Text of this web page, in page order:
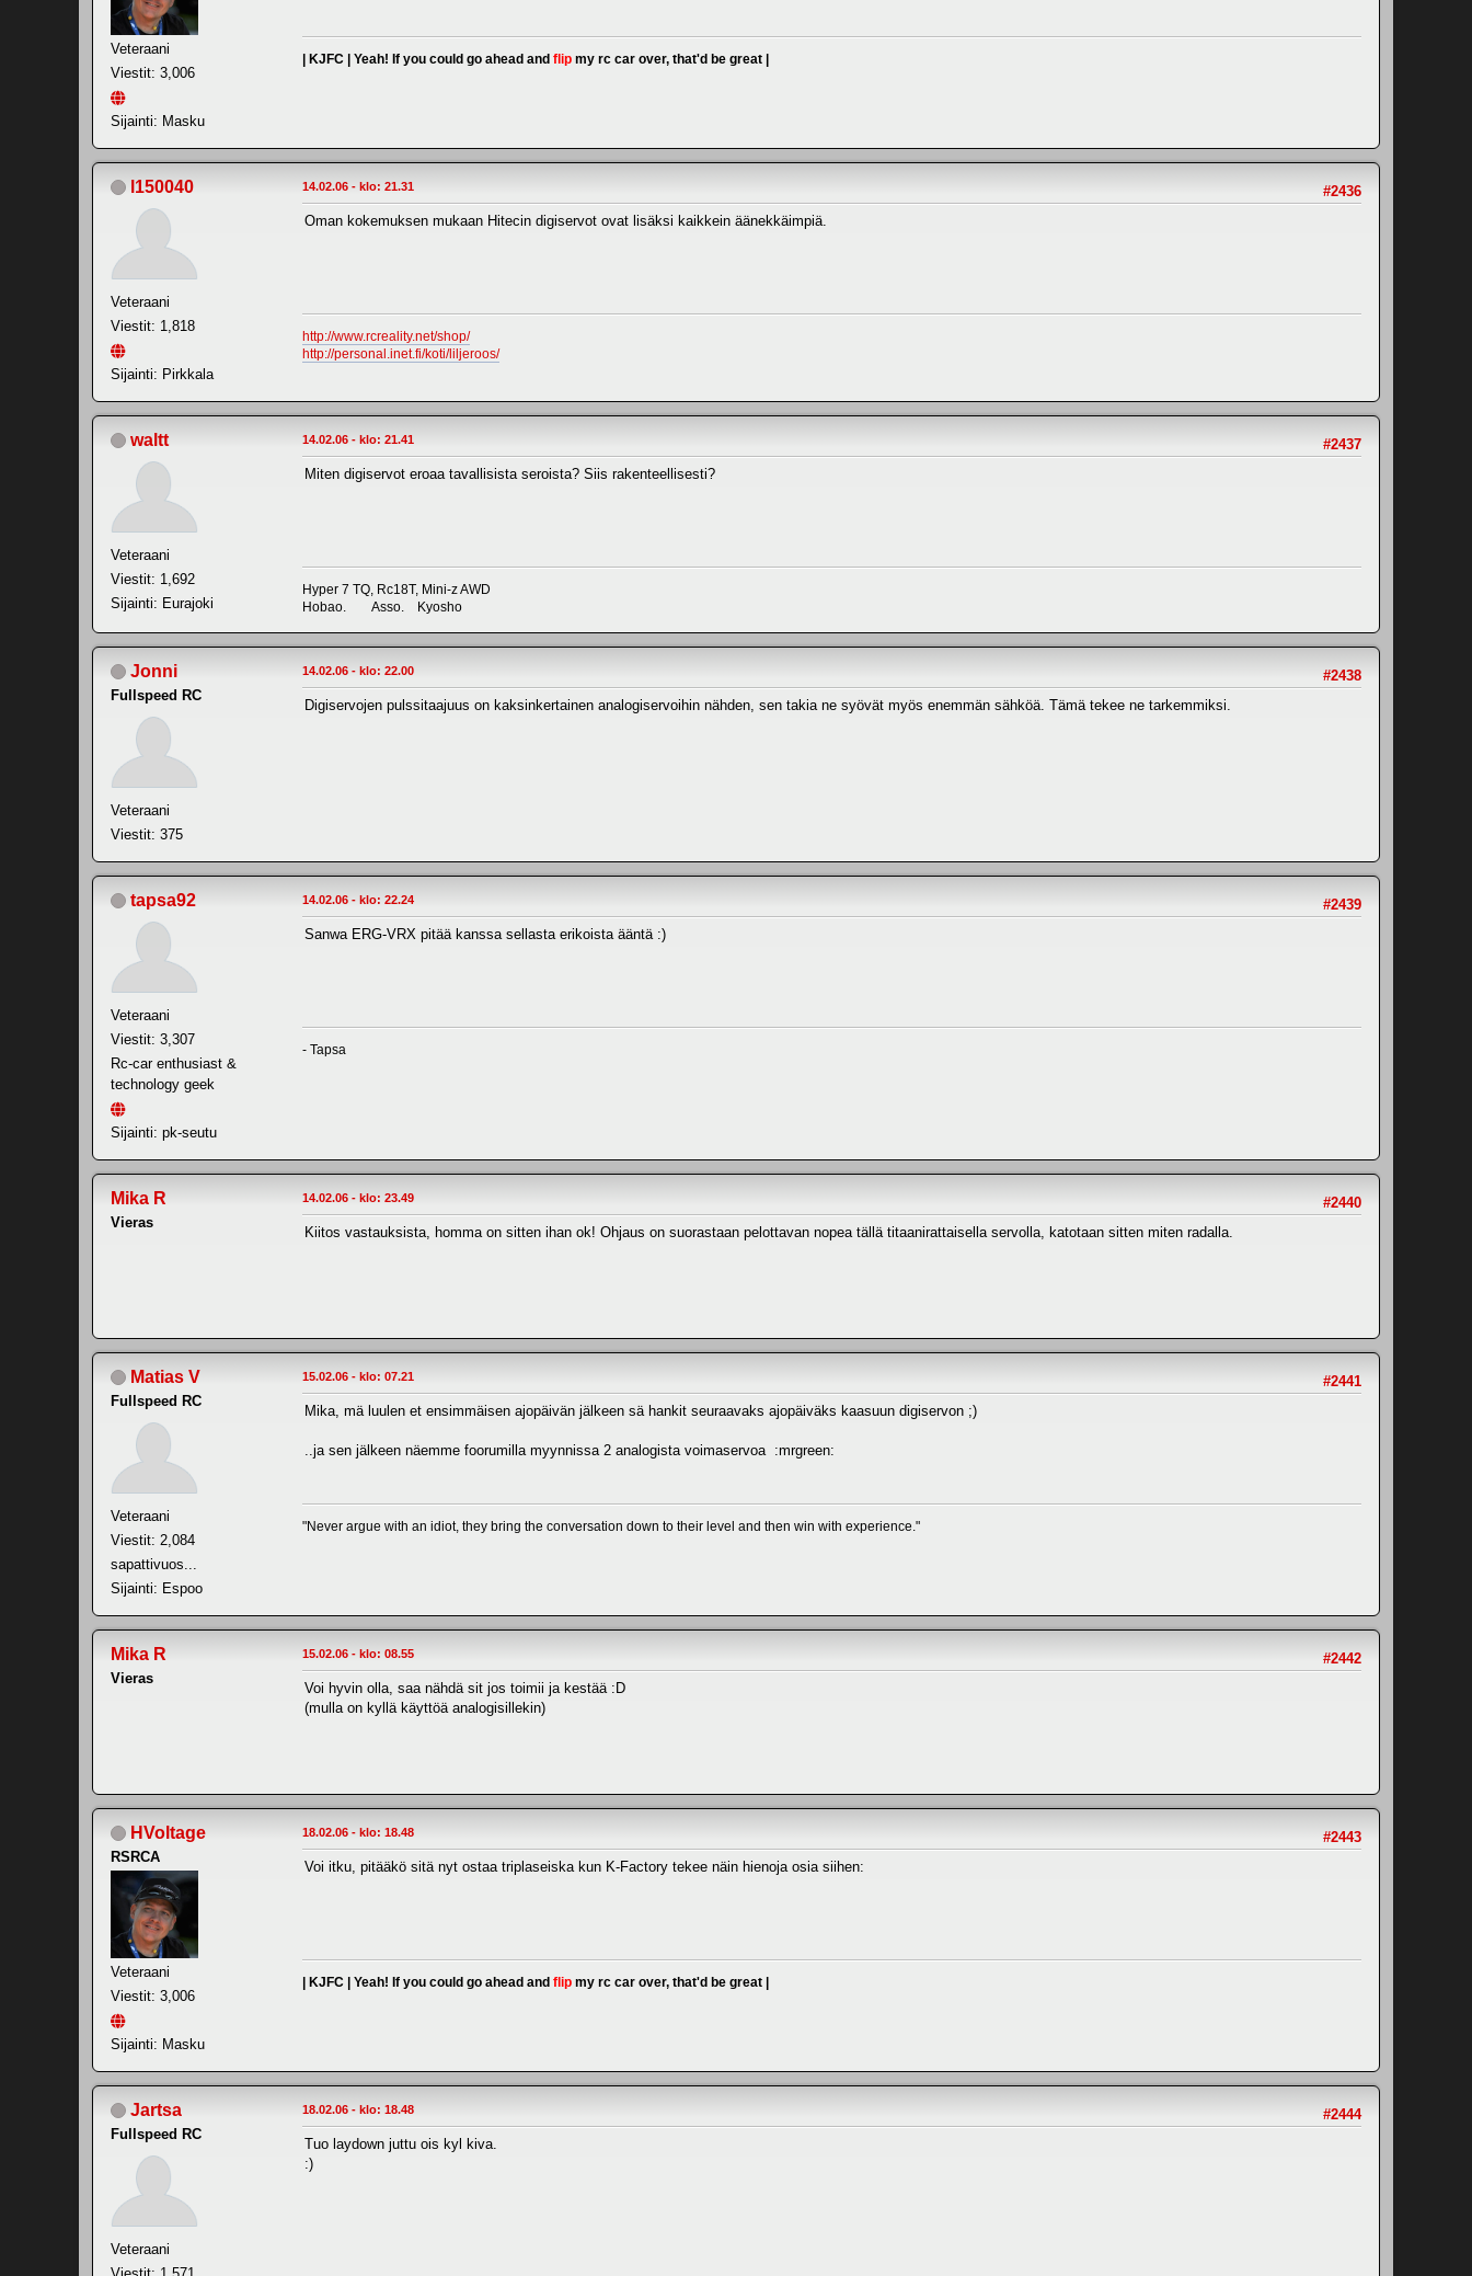
Veteraani
Viestit: 3,006
Sijainti: Masku
| KJFC | Yeah! If you could go ahead and flip my rc car over, that'd be great |
l150040
Veteraani
Viestit: 1,818
Sijainti: Pirkkala
#2436
14.02.06 - klo: 21.31
Oman kokemuksen mukaan Hitecin digiservot ovat lisäksi kaikkein äänekkäimpiä.
http://www.rcreality.net/shop/
http://personal.inet.fi/koti/liljeroos/
waltt
Veteraani
Viestit: 1,692
Sijainti: Eurajoki
#2437
14.02.06 - klo: 21.41
Miten digiservot eroaa tavallisista seroista? Siis rakenteellisesti?
Hyper 7 TQ, Rc18T, Mini-z AWD
Hobao. Asso. Kyosho
Jonni
Fullspeed RC
Veteraani
Viestit: 375
#2438
14.02.06 - klo: 22.00
Digiservojen pulssitaajuus on kaksinkertainen analogiservoihin nähden, sen takia ne syövät myös enemmän sähköä. Tämä tekee ne tarkemmiksi.
tapsa92
Veteraani
Viestit: 3,307
Rc-car enthusiast &
technology geek
Sijainti: pk-seutu
#2439
14.02.06 - klo: 22.24
Sanwa ERG-VRX pitää kanssa sellasta erikoista ääntä :)
- Tapsa
Mika R
Vieras
#2440
14.02.06 - klo: 23.49
Kiitos vastauksista, homma on sitten ihan ok! Ohjaus on suorastaan pelottavan nopea tällä titaanirattaisella servolla, katotaan sitten miten radalla.
Matias V
Fullspeed RC
Veteraani
Viestit: 2,084
sapattivuos...
Sijainti: Espoo
#2441
15.02.06 - klo: 07.21
Mika, mä luulen et ensimmäisen ajopäivän jälkeen sä hankit seuraavaks ajopäiväks kaasuun digiservon ;)
..ja sen jälkeen näemme foorumilla myynnissa 2 analogista voimaservoa :mrgreen:
"Never argue with an idiot, they bring the conversation down to their level and then win with experience."
Mika R
Vieras
#2442
15.02.06 - klo: 08.55
Voi hyvin olla, saa nähdä sit jos toimii ja kestää :D
(mulla on kyllä käyttöä analogisillekin)
HVoltage
RSRCA
Veteraani
Viestit: 3,006
Sijainti: Masku
#2443
18.02.06 - klo: 18.48
Voi itku, pitääkö sitä nyt ostaa triplaseiska kun K-Factory tekee näin hienoja osia siihen:
| KJFC | Yeah! If you could go ahead and flip my rc car over, that'd be great |
Jartsa
Fullspeed RC
Veteraani
Viestit: 1,571
#2444
18.02.06 - klo: 18.48
Tuo laydown juttu ois kyl kiva.
:)